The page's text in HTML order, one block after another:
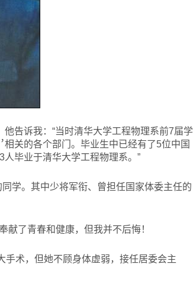
告诉我：“当时清华大学工程物理系前7届学
关的各个部门。毕业生中已经有了5位中国
毕业于清华大学工程物理系。”
学。其中少将军衔、曾担任国家体委主任的
献了青春和健康，但我并不后悔！
术，但她不顾身体虚弱，接任居委会主